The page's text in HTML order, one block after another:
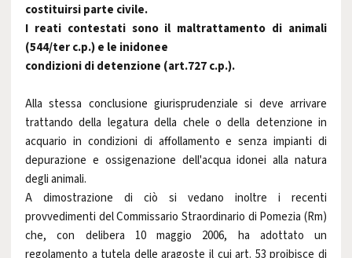
costituirsi parte civile.
I reati contestati sono il maltrattamento di animali
(544/ter c.p.) e le inidonee
condizioni di detenzione (art.727 c.p.).
Alla stessa conclusione giurisprudenziale si deve arrivare
trattando della legatura della chele o della detenzione in
acquario in condizioni di affollamento e senza impianti di
depurazione e ossigenazione dell'acqua idonei alla natura
degli animali.
A dimostrazione di ciò si vedano inoltre i recenti
provvedimenti del Commissario Straordinario di Pomezia (Rm)
che, con delibera 10 maggio 2006, ha adottato un
regolamento a tutela delle aragoste il cui art. 53 proibisce di